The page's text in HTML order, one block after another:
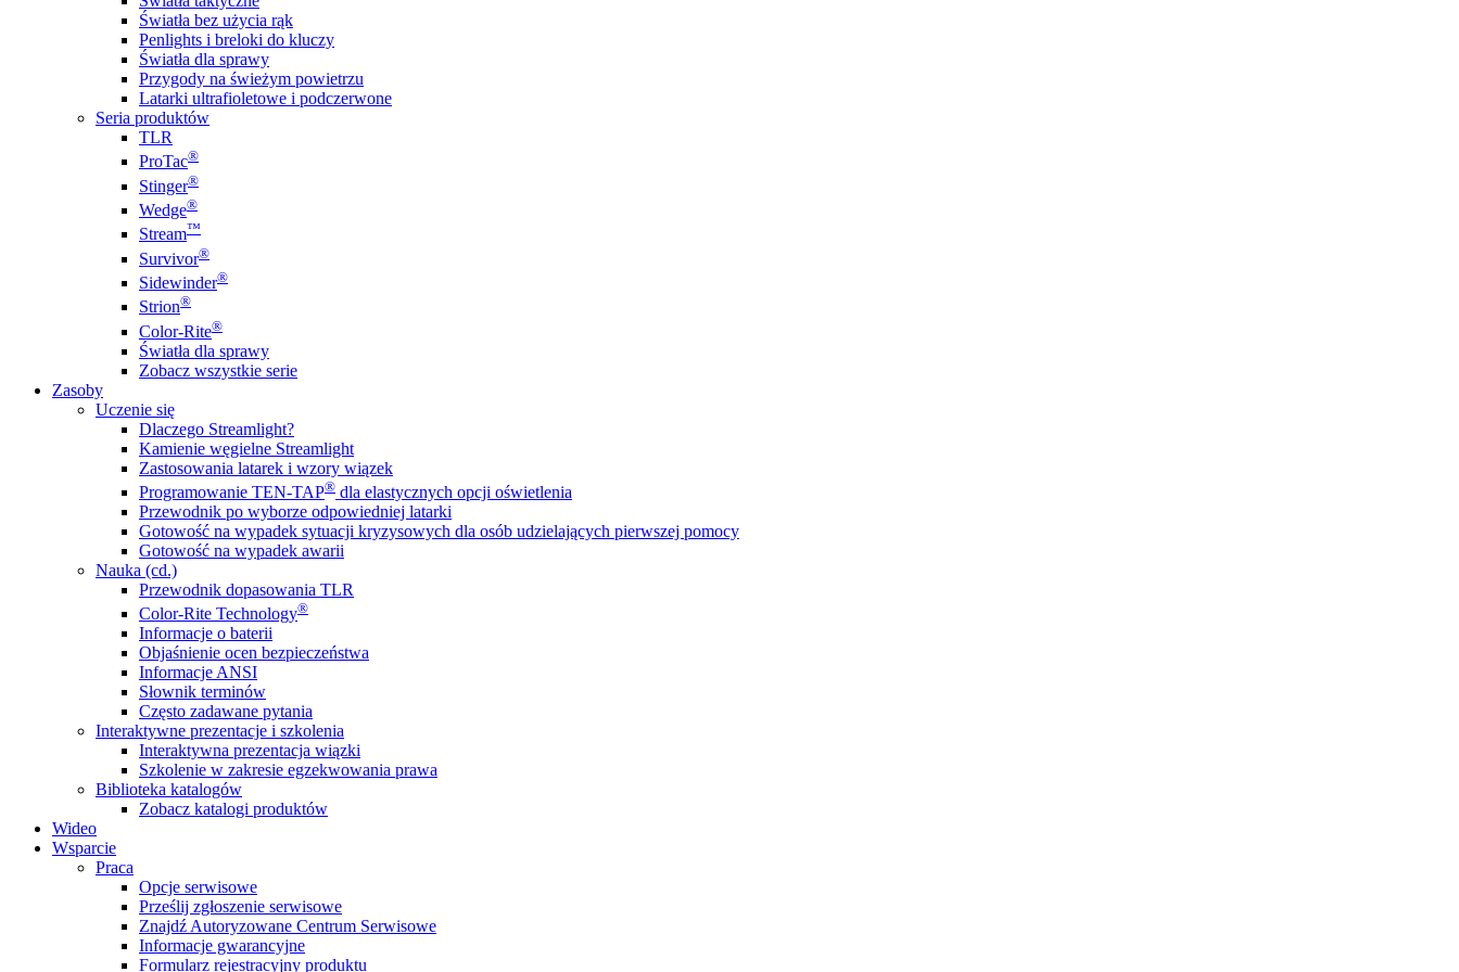
Światła bez użycia rąk
Penlights i breloki do kluczy
Światła dla sprawy
Przygody na świeżym powietrzu
Latarki ultrafioletowe i podczerwone
Seria produktów
TLR
ProTac®
Stinger®
Wedge®
Stream™
Survivor®
Sidewinder®
Strion®
Color-Rite®
Światła dla sprawy
Zobacz wszystkie serie
Zasoby
Uczenie się
Dlaczego Streamlight?
Kamienie węgielne Streamlight
Zastosowania latarek i wzory wiązek
Programowanie TEN-TAP® dla elastycznych opcji oświetlenia
Przewodnik po wyborze odpowiedniej latarki
Gotowość na wypadek sytuacji kryzysowych dla osób udzielających pierwszej pomocy
Gotowość na wypadek awarii
Nauka (cd.)
Przewodnik dopasowania TLR
Color-Rite Technology®
Informacje o baterii
Objaśnienie ocen bezpieczeństwa
Informacje ANSI
Słownik terminów
Często zadawane pytania
Interaktywne prezentacje i szkolenia
Interaktywna prezentacja wiązki
Szkolenie w zakresie egzekwowania prawa
Biblioteka katalogów
Zobacz katalogi produktów
Wideo
Wsparcie
Praca
Opcje serwisowe
Prześlij zgłoszenie serwisowe
Znajdź Autoryzowane Centrum Serwisowe
Informacje gwarancyjne
Formularz rejestracyjny produktu